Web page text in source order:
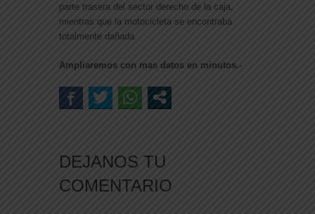
parte trasera del sector derecho de la caja,
mientras que la motocicleta se encontraba
totalmente dañada.
Ampliaremos con mas datos en minutos.-
DEJANOS TU
COMENTARIO